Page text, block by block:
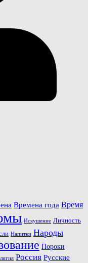
Времена года Время
Искушение Личность
Напитки Народы
Пороки
Россия Русские